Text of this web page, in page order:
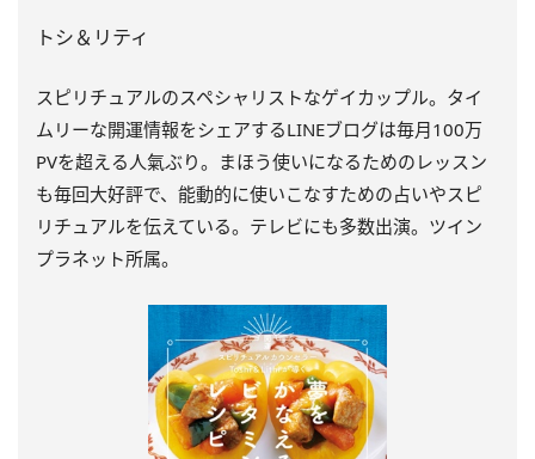
トシ＆リティ
スピリチュアルのスペシャリストなゲイカップル。タイ
ムリーな開運情報をシェアするLINEブログは毎月100万
PVを超える人氣ぶり。まほう使いになるためのレッスン
も毎回大好評で、能動的に使いこなすための占いやスピ
リチュアルを伝えている。テレビにも多数出演。ツイン
プラネット所属。